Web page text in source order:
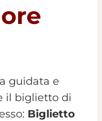
guidata e
il biglietto di
Biglietto